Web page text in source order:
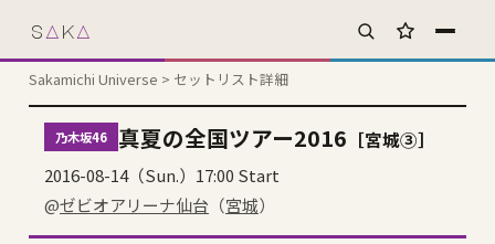
s A kA
お気に入り
Sakamichi Universe > セットリスト詳細
乃木坂46 真夏の全国ツアー2016 ［宮城③］
2016-08-14（Sun.）17:00 Start
@ゼビオアリーナ仙台 （宮城）